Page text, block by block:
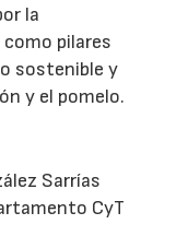
la
pilares
sostenible y
y el pomelo.
Sarrías
CyT